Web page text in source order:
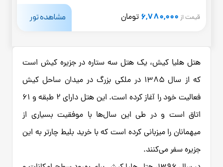
قیمت از 6,780,000 تومان مشاهده تور
هتل هلیا کیش، یک هتل سه ستاره در جزیره کیش است
که از سال ۱۳۸۵ در ملکی بزرگ در میدان ساحل کیش
فعالیت خود را آغاز کرده است. این هتل دارای ۲ طبقه و ۶۱
اتاق است و در طی این سال‌ها با موفقیت بسیاری از
میهمانان را میزبانی کرده است که با خرید بلیط چارتر به این
جزیره سفر می‌کنند.